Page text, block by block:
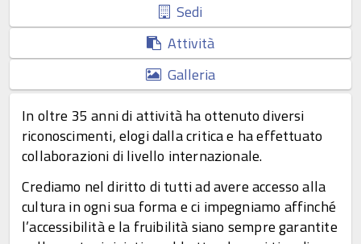
Sedi
Attività
Galleria
In oltre 35 anni di attività ha ottenuto diversi
riconoscimenti, elogi dalla critica e ha effettuato
collaborazioni di livello internazionale.
Crediamo nel diritto di tutti ad avere accesso alla
cultura in ogni sua forma e ci impegniamo affinché
l’accessibilità e la fruibilità siano sempre garantite